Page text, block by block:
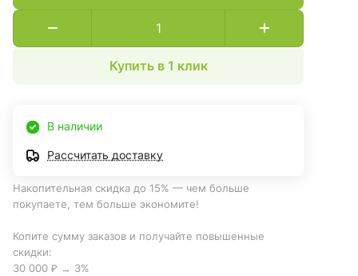
Купить в 1 клик
В наличии
Рассчитать доставку
Накопительная скидка до 15% — чем больше
покупаете, тем больше экономите!
Копите сумму заказов и получайте повышенные
скидки:
30 000 ₽ → 3%